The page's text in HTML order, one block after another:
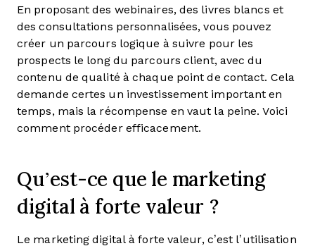
En proposant des webinaires, des livres blancs et
des consultations personnalisées, vous pouvez
créer un parcours logique à suivre pour les
prospects le long du parcours client, avec du
contenu de qualité à chaque point de contact. Cela
demande certes un investissement important en
temps, mais la récompense en vaut la peine. Voici
comment procéder efficacement.
Qu’est-ce que le marketing
digital à forte valeur ?
Le marketing digital à forte valeur, c’est l’utilisation